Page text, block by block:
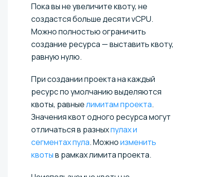
Пока вы не увеличите квоту, не
создастся больше десяти vCPU.
Можно полностью ограничить
создание ресурса — выставить квоту,
равную нулю.
При создании проекта на каждый
ресурс по умолчанию выделяются
квоты, равныелимитам проекта.
Значения квот одного ресурса могут
отличаться в разныхпулах и
сегментах пула. Можноизменить
квотыв рамках лимита проекта.